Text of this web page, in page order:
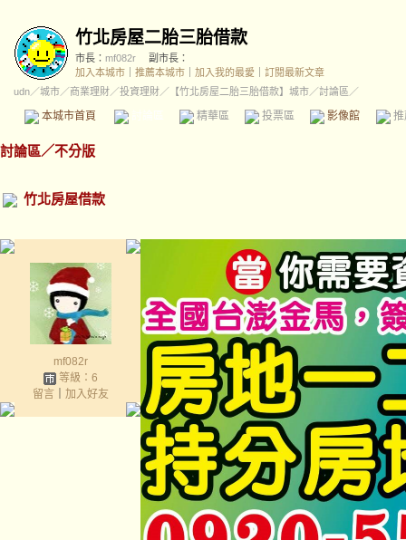
竹北房屋二胎三胎借款
市長： mf082r
副市長：
加入本城市
推薦本城市 加入我的最愛
訂閱最新文章
udn／城市／商業理財／投資理財／ 【竹北房屋二胎三胎借款】城市／討論區／
本城市首頁 精華區 投票區 影像館
討論區／不分版
竹北房屋借款
mf082r
等級：6
留言｜ 加入好友